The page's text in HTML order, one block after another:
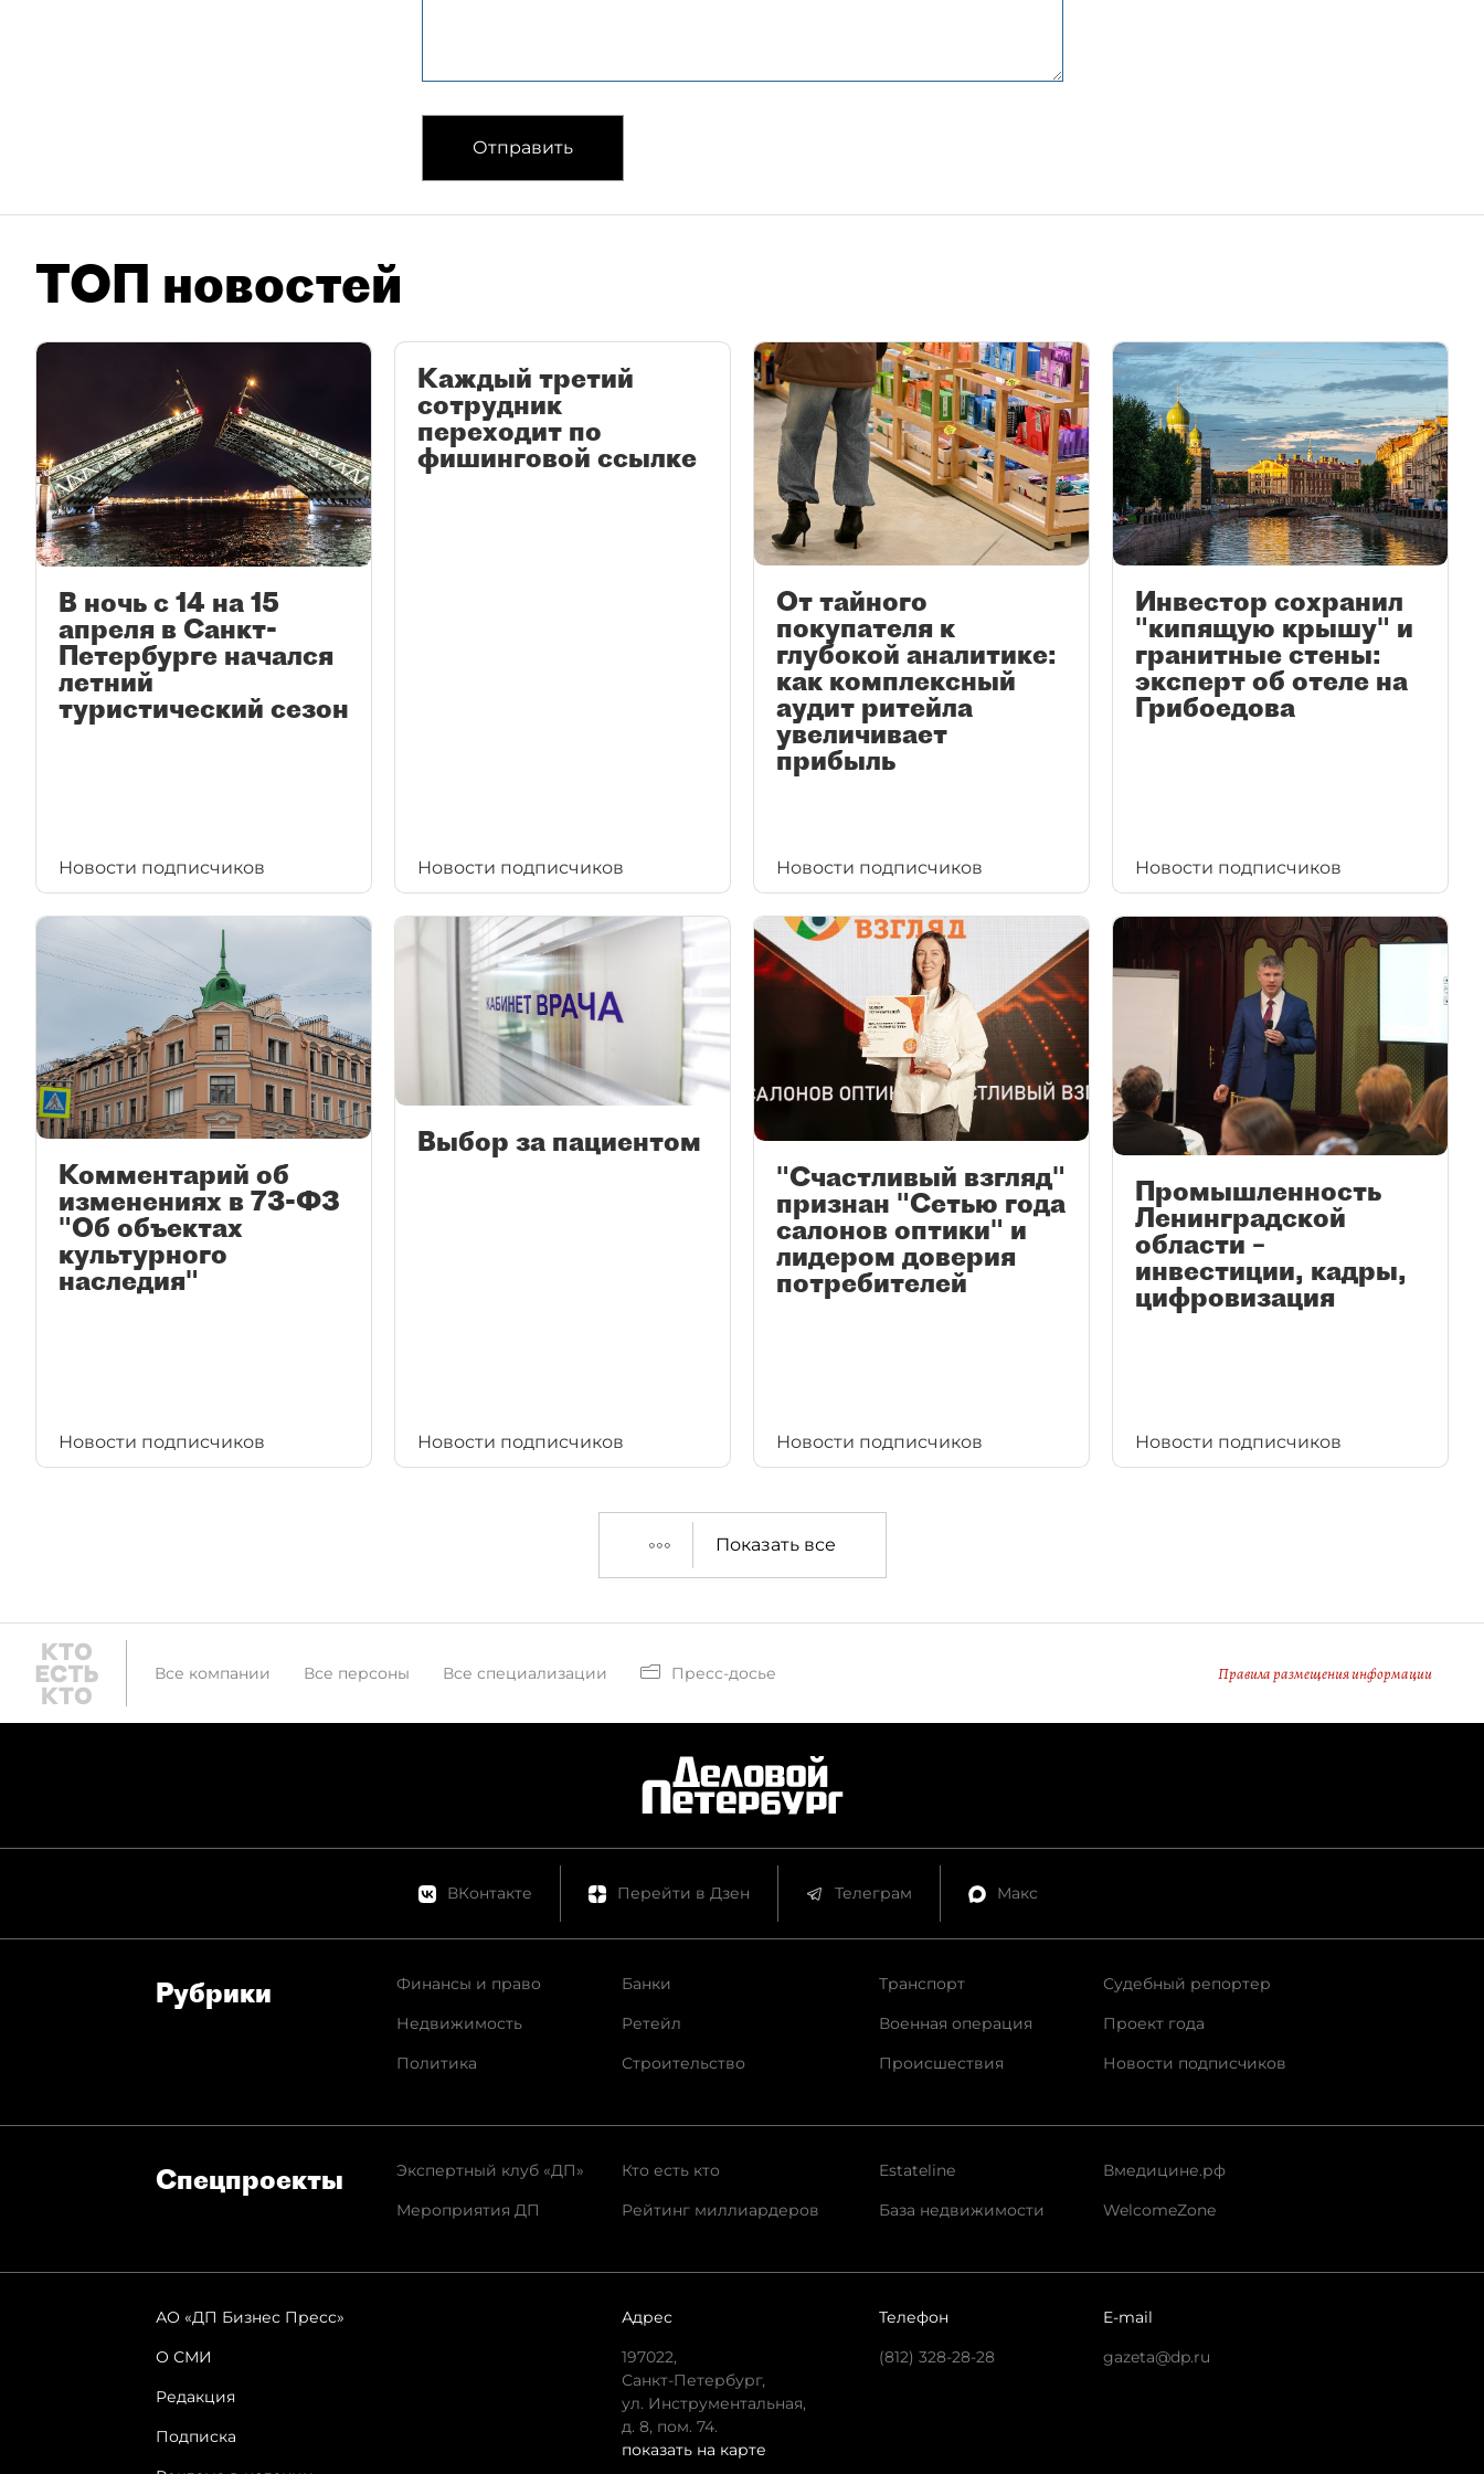
Отправить
ТОП новостей
В ночь с 14 на 15
апреля в Санкт-
Петербурге начался
летний
туристический сезон
Новости подписчиков
Каждый третий
сотрудник
переходит по
фишинговой ссылке
Новости подписчиков
От тайного
покупателя к
глубокой аналитике:
как комплексный
аудит ритейла
увеличивает
прибыль
Новости подписчиков
Инвестор сохранил
"кипящую крышу" и
гранитные стены:
эксперт об отеле на
Грибоедова
Новости подписчиков
Комментарий об
изменениях в 73-ФЗ
"Об объектах
культурного
наследия"
Новости подписчиков
Выбор за пациентом
Новости подписчиков
"Счастливый взгляд"
признан "Сетью года
салонов оптики" и
лидером доверия
потребителей
Новости подписчиков
Промышленность
Ленинградской
области –
инвестиции, кадры,
цифровизация
Новости подписчиков
Показать все
Все компании Все персоны Все специализации Пресс-досье Правила размещения информации
ВКонтакте Перейти в Дзен Телеграм Макс
Рубрики
Финансы и право
Недвижимость
Политика
Банки
Ретейл
Строительство
Транспорт
Военная операция
Происшествия
Судебный репортер
Проект года
Новости подписчиков
Спец­проекты
Экспертный клуб «ДП»
Мероприятия ДП
Кто есть кто
Рейтинг миллиардеров
Estateline
База недвижимости
Вмедицине.рф
WelcomeZone
АО «ДП Бизнес Пресс»
О СМИ
Редакция
Подписка
Адрес
197022,
Санкт-Петербург,
ул. Инструментальная,
д. 8, пом. 74.
показать на карте
Телефон
(812) 328-28-28
E-mail
gazeta@dp.ru